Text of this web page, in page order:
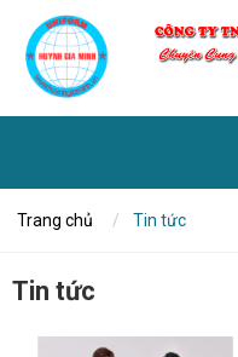
Trang chủ Tin tức
Tin tức